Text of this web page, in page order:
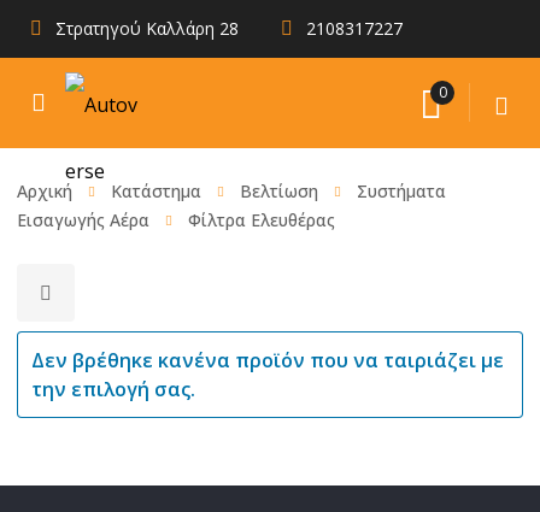
Στρατηγού Καλλάρη 28 2108317227
0
Αρχική Κατάστημα Βελτίωση
Συστήματα
Εισαγωγής Αέρα
Φίλτρα Ελευθέρας
Δεν βρέθηκε κανένα προϊόν που να ταιριάζει με
την επιλογή σας.